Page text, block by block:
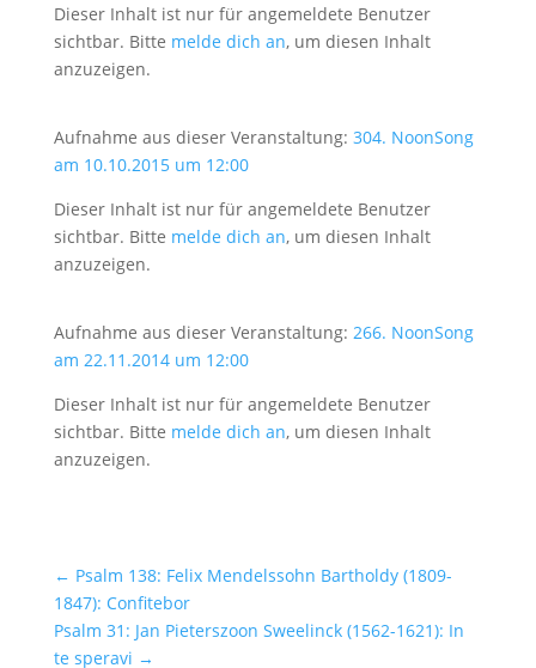
Dieser Inhalt ist nur für angemeldete Benutzer
sichtbar. Bitte melde dich an, um diesen Inhalt
anzuzeigen.
Aufnahme aus dieser Veranstaltung: 304. NoonSong
am 10.10.2015 um 12:00
Dieser Inhalt ist nur für angemeldete Benutzer
sichtbar. Bitte melde dich an, um diesen Inhalt
anzuzeigen.
Aufnahme aus dieser Veranstaltung: 266. NoonSong
am 22.11.2014 um 12:00
Dieser Inhalt ist nur für angemeldete Benutzer
sichtbar. Bitte melde dich an, um diesen Inhalt
anzuzeigen.
← Psalm 138: Felix Mendelssohn Bartholdy (1809-
1847): Confitebor
Psalm 31: Jan Pieterszoon Sweelinck (1562-1621): In
te speravi →